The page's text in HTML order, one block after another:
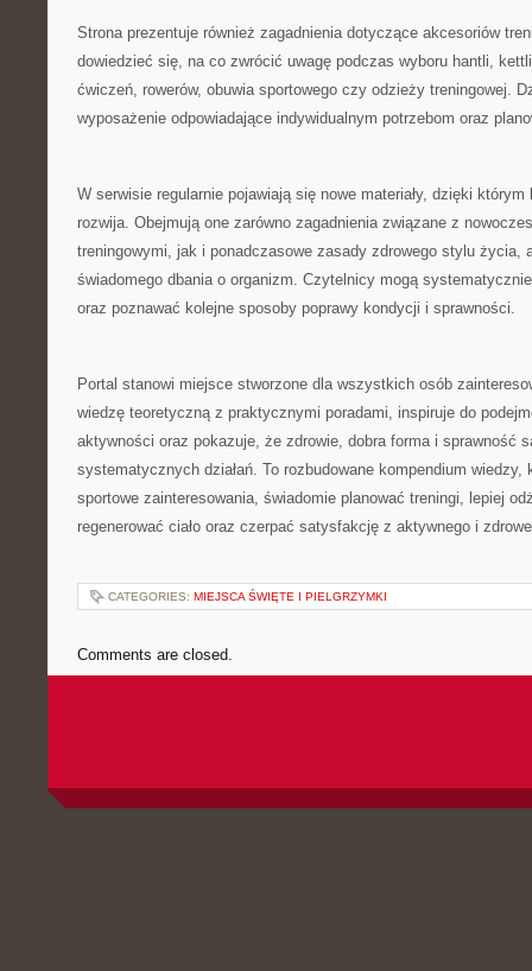
Strona prezentuje również zagadnienia dotyczące akcesoriów
dowiedzieć się, na co zwrócić uwagę podczas wyboru hantli,
ćwiczeń, rowerów, obuwia sportowego czy odzieży treningowej.
wyposażenie odpowiadające indywidualnym potrzebom oraz
W serwisie regularnie pojawiają się nowe materiały, dzięki
rozwija. Obejmują one zarówno zagadnienia związane z
treningowymi, jak i ponadczasowe zasady zdrowego stylu życia,
świadomego dbania o organizm. Czytelnicy mogą
oraz poznawać kolejne sposoby poprawy kondycji i sprawności.
Portal stanowi miejsce stworzone dla wszystkich osób
wiedzę teoretyczną z praktycznymi poradami, inspiruje do
aktywności oraz pokazuje, że zdrowie, dobra forma i sprawność
systematycznych działań. To rozbudowane kompendium wiedzy,
sportowe zainteresowania, świadomie planować treningi, lepiej
regenerować ciało oraz czerpać satysfakcję z aktywnego i
CATEGORIES: MIEJSCA ŚWIĘTE I PIELGRZYMKI
Comments are closed.